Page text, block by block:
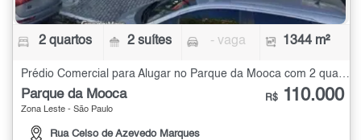
2 quartos 2 suítes - vaga 1344 m²
Prédio Comercial para Alugar no Parque da Mooca com 2 quartos - 1344 m²
Parque da Mooca
Zona Leste - São Paulo
Rua Celso de Azevedo Marques
R$ 110.000